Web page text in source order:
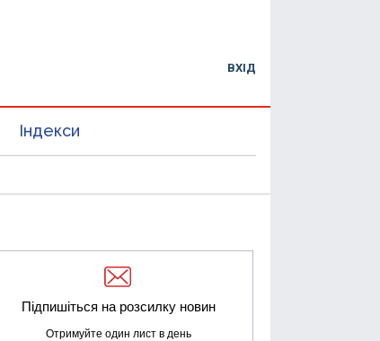
ВХІД
Індекси
Підпишіться на розсилку новин
Отримуйте один лист в день